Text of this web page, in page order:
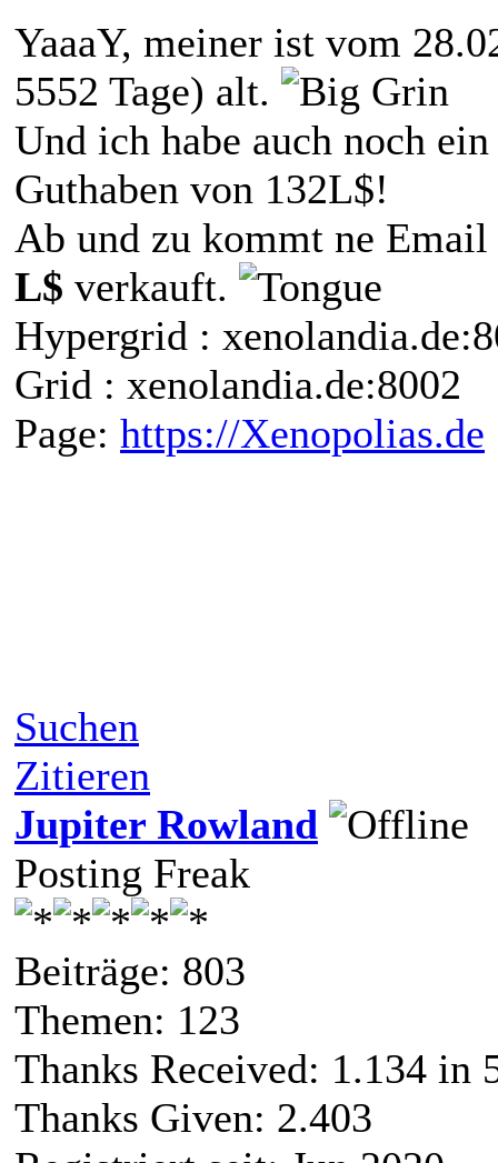
YaaaY, meiner ist vom
5552 Tage) alt.
Und ich habe auch noch
Guthaben von 132L$!
Ab und zu kommt ne
L$ verkauft.
Hypergrid :
Grid : xenolandia.de:8002
Page: https://Xenopolias.de
Suchen
Zitieren
Jupiter Rowland
Posting Freak
Beiträge: 803
Themen: 123
Thanks Received: 1.134 in
Thanks Given: 2.403